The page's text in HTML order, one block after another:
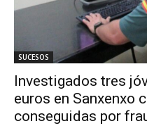
SUCESOS
Investigados tres
euros en Sanxenxo
conseguidas por